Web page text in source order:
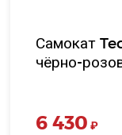
Самокат
чёрно-
6 430 ₽